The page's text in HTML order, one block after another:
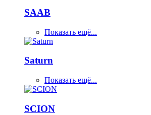
SAAB
Показать ещё...
Saturn
Показать ещё...
SCION